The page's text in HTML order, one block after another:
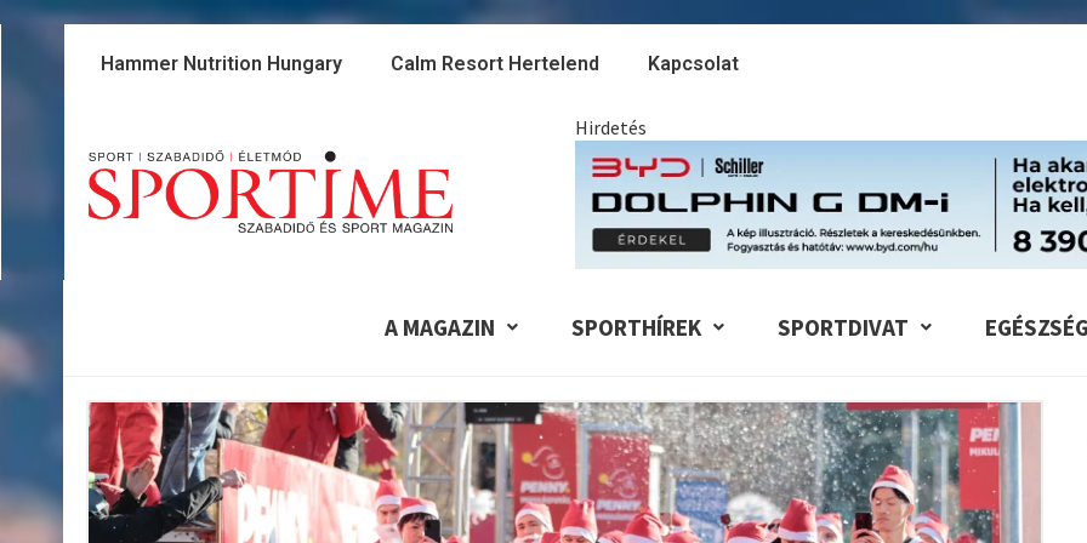
Skip
Hammer Nutrition Hungary Calm Resort Hertelend Kapcsolat
Hirdetés
A MAGAZIN SPORTHÍREK SPORTDIVAT EGÉSZSÉG